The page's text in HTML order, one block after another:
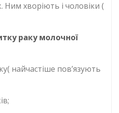
Ним хворіють і чоловіки (
раку молочної
найчастіше пов’язують